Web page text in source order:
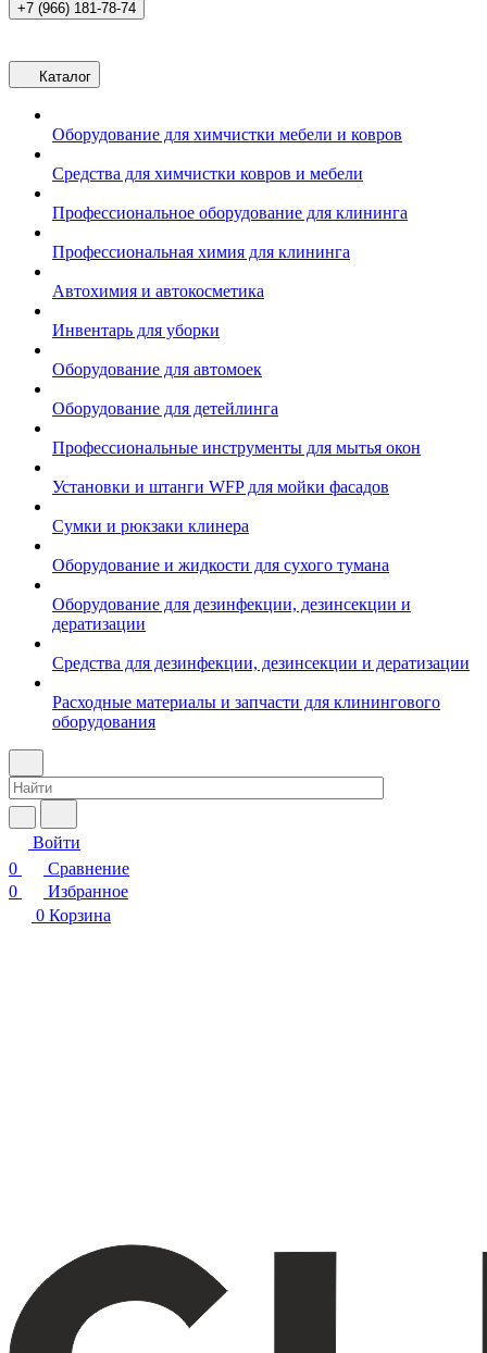
+7 (966) 181-78-74
Каталог
Оборудование для химчистки мебели и ковров
Средства для химчистки ковров и мебели
Профессиональное оборудование для клининга
Профессиональная химия для клининга
Автохимия и автокосметика
Инвентарь для уборки
Оборудование для автомоек
Оборудование для детейлинга
Профессиональные инструменты для мытья окон
Установки и штанги WFP для мойки фасадов
Сумки и рюкзаки клинера
Оборудование и жидкости для сухого тумана
Оборудование для дезинфекции, дезинсекции и
дератизации
Средства для дезинфекции, дезинсекции и дератизации
Расходные материалы и запчасти для клинингового
оборудования
Войти
0
Сравнение
0
Избранное
0 Корзина